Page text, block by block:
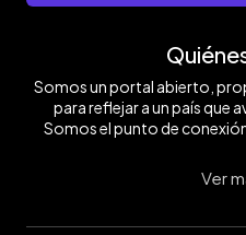
Somos un portal abierto,
para reflejar a un país que
Somos el punto de
Ver